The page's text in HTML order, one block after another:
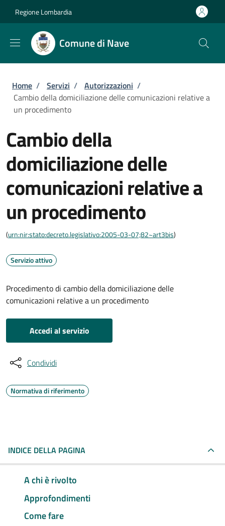
Regione Lombardia
Comune di Nave
Briciole di pane
Home / Servizi / Autorizzazioni /
Cambio della domiciliazione delle comunicazioni relative a
un procedimento
Cambio della
domiciliazione delle
comunicazioni relative a
un procedimento
(urn:nir:stato:decreto.legislativo:2005-03-07;82~art3bis)
Servizio attivo
Procedimento di cambio della domiciliazione delle
comunicazioni relative a un procedimento
Accedi al servizio
Condividi
Normativa di riferimento
INDICE DELLA PAGINA
A chi è rivolto
Approfondimenti
Come fare